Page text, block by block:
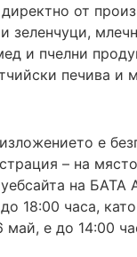
от
зеленчуци,
и пчелни
печива и
е
– на
на БАТА
18:00 часа,
май, е до 14:00